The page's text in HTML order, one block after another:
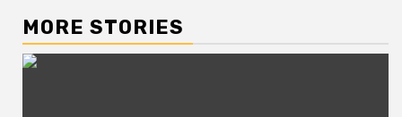
MORE STORIES